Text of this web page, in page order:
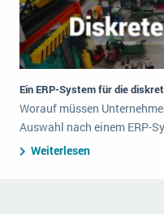
Ein ERP-System für die
Worauf müssen
Auswahl nach einem ERP-
Weiterlesen